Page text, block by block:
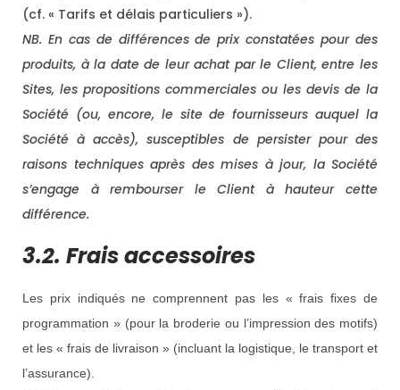
(cf. « Tarifs et délais particuliers »).
NB. En cas de différences de prix constatées pour des
produits, à la date de leur achat par le Client, entre les
Sites, les propositions commerciales ou les devis de la
Société (ou, encore, le site de fournisseurs auquel la
Société à accès), susceptibles de persister pour des
raisons techniques après des mises à jour, la Société
s’engage à rembourser le Client à hauteur cette
différence.
3.2. Frais accessoires
Les prix indiqués ne comprennent pas les « frais fixes de
programmation » (pour la broderie ou l’impression des motifs)
et les « frais de livraison » (incluant la logistique, le transport et
l’assurance).